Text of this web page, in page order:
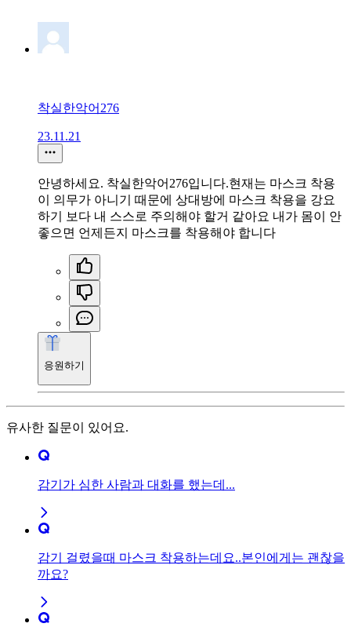
착실한악어276
23.11.21
안녕하세요. 착실한악어276입니다.현재는 마스크 착용
이 의무가 아니기 때문에 상대방에 마스크 착용을 강요
하기 보다 내 스스로 주의해야 할거 같아요 내가 몸이 안
좋으면 언제든지 마스크를 착용해야 합니다
응원하기
유사한 질문이 있어요.
감기가 심한 사람과 대화를 했는데...
감기 걸렸을때 마스크 착용하는데요..본인에게는 괜찮을
까요?